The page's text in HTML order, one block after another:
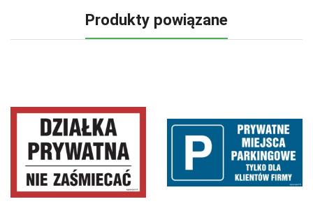
Produkty powiązane